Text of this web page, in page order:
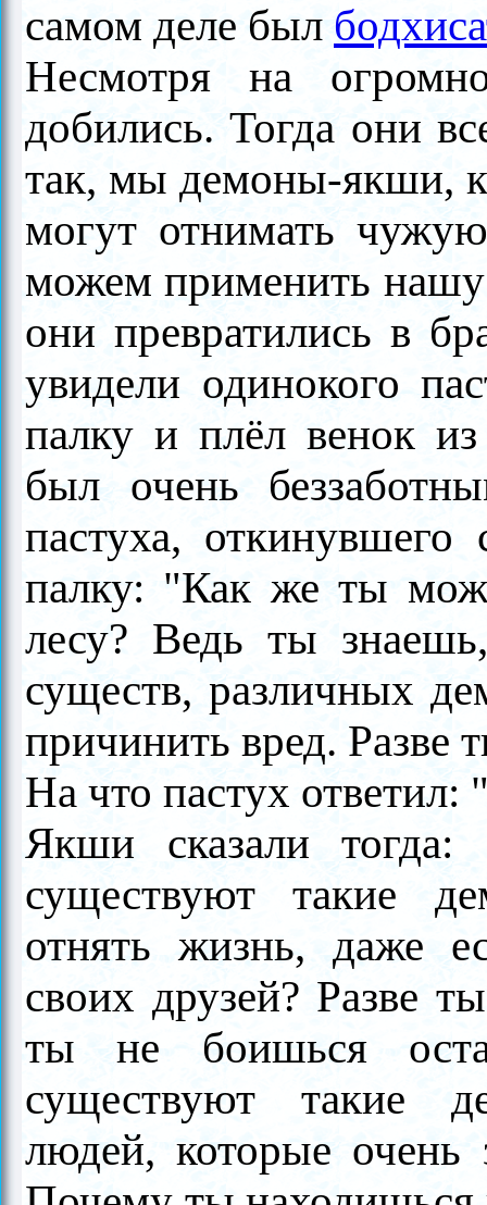
самом деле был
Несмотря на
добились. Тогда они
так, мы демоны-якши,
могут отнимать
можем применить нашу
они превратились в
увидели одинокого
палку и плёл венок
был очень
пастуха,
палку: "Как же ты
лесу? Ведь ты
существ, различных
причинить вред. Разве
На что пастух ответил:
Якши сказали
существуют такие
отнять жизнь, даже
своих друзей? Разве
ты не боишься
существуют такие
людей, которые очень